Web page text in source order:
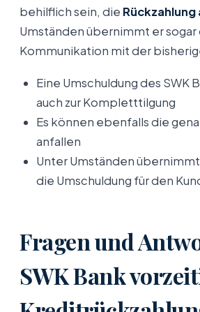
behilflich sein, die
Umständen übernimmt er
Kommunikation mit der
Eine Umschuldung des SWK
auch zur Kompletttilgung
Es können ebenfalls die
anfallen
Unter Umständen
die Umschuldung für den
Fragen und
SWK Bank